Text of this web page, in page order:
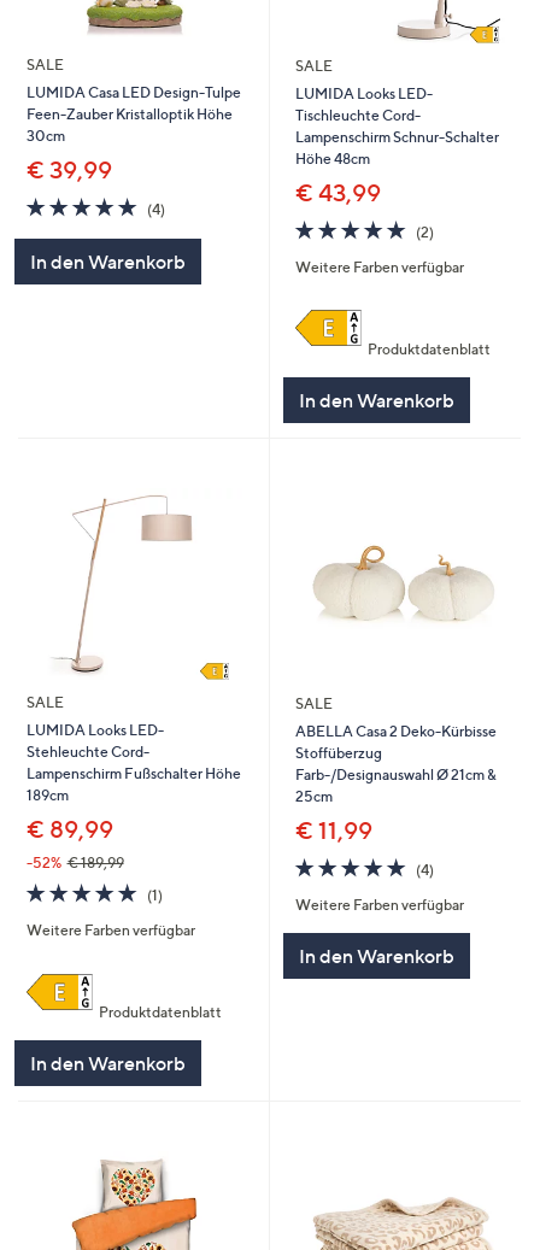
SALE
LUMIDA Casa LED Design-Tulpe
Feen-Zauber Kristalloptik Höhe
30cm
€ 39,99
5.0
von
(4)4
In den Warenkorb
SALE
LUMIDA Looks LED-
Tischleuchte Cord-
Lampenschirm Schnur-Schalter
Höhe 48cm
€ 43,99
5.0
von
5
(2)
Weitere Farben verfügbar
Produktdatenblatt
In den Warenkorb
SALE
LUMIDA Looks LED-
Stehleuchte Cord-
Lampenschirm Fußschalter Höhe
189cm
€ 89,99
-52% € 189,99
5.0
von
5
(1)1
Weitere Farben verfügbar
Produktdatenblatt
In den Warenkorb
SALE
ABELLA Casa 2 Deko-Kürbisse
Stoffüberzug
Farb-/Designauswahl Ø 21cm &
25cm
€ 11,99
5.0
von
5
(4)
Weitere Farben verfügbar
In den Warenkorb